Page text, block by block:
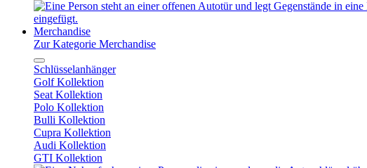
Merchandise
Zur Kategorie Merchandise
Schlüsselanhänger
Golf Kollektion
Seat Kollektion
Polo Kollektion
Bulli Kollektion
Cupra Kollektion
Audi Kollektion
GTI Kollektion